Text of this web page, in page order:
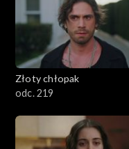
Złoty chłopak
odc. 219